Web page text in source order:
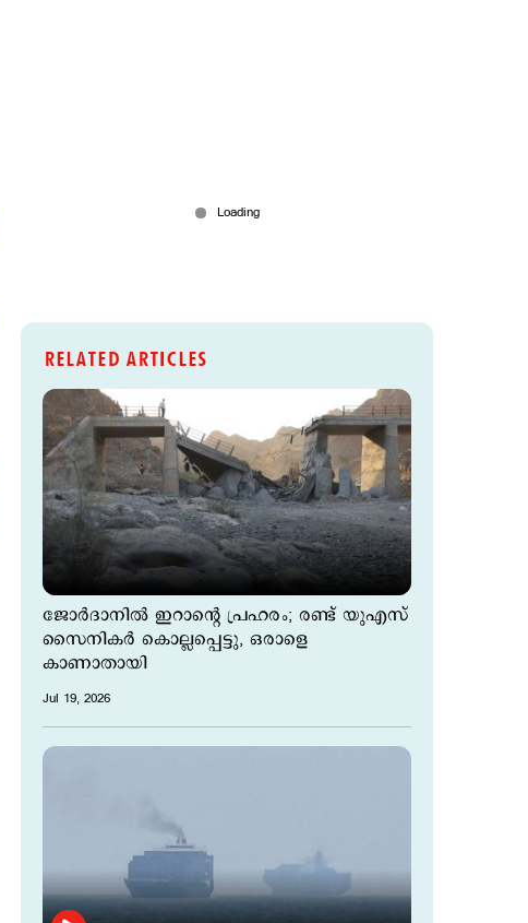
RELATED ARTICLES
ജോര്‍ദാനില്‍ ഇറാന്റെ പ്രഹരം; രണ്ട് യുഎസ്
സൈനികര്‍ കൊല്ലപ്പെട്ടു, ഒരാളെ
കാണാതായി
Jul 19, 2026